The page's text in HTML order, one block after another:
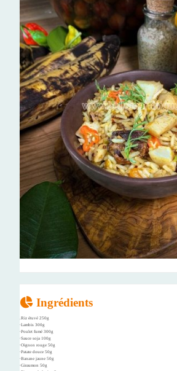
Ingrédients
.Riz étuvé 250g
∙Lambis 300g
∙Poulet fumé 300g
∙Sauce soja 100g
∙Oignon rouge 50g
∙Patate douce 50g
∙Banane jaune 50g
∙Giraumon 50g